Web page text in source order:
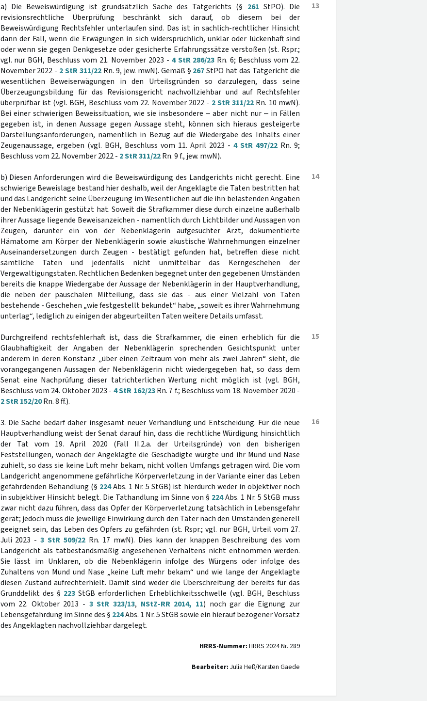
13
a) Die Beweiswürdigung ist grundsätzlich Sache des Tatgerichts (§ 261 StPO). Die
revisionsrechtliche Überprüfung beschränkt sich darauf, ob diesem bei der
Beweiswürdigung Rechtsfehler unterlaufen sind. Das ist in sachlich-rechtlicher Hinsicht
dann der Fall, wenn die Erwägungen in sich widersprüchlich, unklar oder lückenhaft sind
oder wenn sie gegen Denkgesetze oder gesicherte Erfahrungssätze verstoßen (st. Rspr.;
vgl. nur BGH, Beschluss vom 21. November 2023 - 4 StR 286/23 Rn. 6; Beschluss vom 22.
November 2022 - 2 StR 311/22 Rn. 9, jew. mwN). Gemäß § 267StPO hat das Tatgericht die
wesentlichen Beweiserwägungen in den Urteilsgründen so darzulegen, dass seine
Überzeugungsbildung für das Revisionsgericht nachvollziehbar und auf Rechtsfehler
überprüfbar ist (vgl. BGH, Beschluss vom 22. November 2022 - 2 StR 311/22 Rn. 10 mwN).
Bei einer schwierigen Beweissituation, wie sie insbesondere ‒ aber nicht nur ‒ in Fällen
gegeben ist, in denen Aussage gegen Aussage steht, können sich hieraus gesteigerte
Darstellungsanforderungen, namentlich in Bezug auf die Wiedergabe des Inhalts einer
Zeugenaussage, ergeben (vgl. BGH, Beschluss vom 11. April 2023 - 4 StR 497/22Rn. 9;
Beschluss vom 22. November 2022 - 2 StR 311/22Rn. 9 f., jew. mwN).
14
b) Diesen Anforderungen wird die Beweiswürdigung des Landgerichts nicht gerecht. Eine
schwierige Beweislage bestand hier deshalb, weil der Angeklagte die Taten bestritten hat
und das Landgericht seine Überzeugung im Wesentlichen auf die ihn belastenden Angaben
der Nebenklägerin gestützt hat. Soweit die Strafkammer diese durch einzelne außerhalb
ihrer Aussage liegende Beweisanzeichen - namentlich durch Lichtbilder und Aussagen von
Zeugen, darunter ein von der Nebenklägerin aufgesuchter Arzt, dokumentierte
Hämatome am Körper der Nebenklägerin sowie akustische Wahrnehmungen einzelner
Auseinandersetzungen durch Zeugen - bestätigt gefunden hat, betreffen diese nicht
sämtliche Taten und jedenfalls nicht unmittelbar das Kerngeschehen der
Vergewaltigungstaten. Rechtlichen Bedenken begegnet unter den gegebenen Umständen
bereits die knappe Wiedergabe der Aussage der Nebenklägerin in der Hauptverhandlung,
die neben der pauschalen Mitteilung, dass sie das - aus einer Vielzahl von Taten
bestehende - Geschehen „wie festgestellt bekundet“ habe, „soweit es ihrer Wahrnehmung
unterlag“, lediglich zu einigen der abgeurteilten Taten weitere Details umfasst.
15
Durchgreifend rechtsfehlerhaft ist, dass die Strafkammer, die einen erheblich für die
Glaubhaftigkeit der Angaben der Nebenklägerin sprechenden Gesichtspunkt unter
anderem in deren Konstanz „über einen Zeitraum von mehr als zwei Jahren“ sieht, die
vorangegangenen Aussagen der Nebenklägerin nicht wiedergegeben hat, so dass dem
Senat eine Nachprüfung dieser tatrichterlichen Wertung nicht möglich ist (vgl. BGH,
Beschluss vom 24. Oktober 2023 - 4 StR 162/23Rn. 7 f.; Beschluss vom 18. November 2020 -
2 StR 152/20Rn. 8 ff.).
16
3. Die Sache bedarf daher insgesamt neuer Verhandlung und Entscheidung. Für die neue
Hauptverhandlung weist der Senat darauf hin, dass die rechtliche Würdigung hinsichtlich
der Tat vom 19. April 2020 (Fall II.2.a. der Urteilsgründe) von den bisherigen
Feststellungen, wonach der Angeklagte die Geschädigte würgte und ihr Mund und Nase
zuhielt, so dass sie keine Luft mehr bekam, nicht vollen Umfangs getragen wird. Die vom
Landgericht angenommene gefährliche Körperverletzung in der Variante einer das Leben
gefährdenden Behandlung (§ 224Abs. 1 Nr. 5 StGB) ist hierdurch weder in objektiver noch
in subjektiver Hinsicht belegt. Die Tathandlung im Sinne von § 224Abs. 1 Nr. 5 StGB muss
zwar nicht dazu führen, dass das Opfer der Körperverletzung tatsächlich in Lebensgefahr
gerät; jedoch muss die jeweilige Einwirkung durch den Täter nach den Umständen generell
geeignet sein, das Leben des Opfers zu gefährden (st. Rspr.; vgl. nur BGH, Urteil vom 27.
Juli 2023 - 3 StR 509/22Rn. 17 mwN). Dies kann der knappen Beschreibung des vom
Landgericht als tatbestandsmäßig angesehenen Verhaltens nicht entnommen werden.
Sie lässt im Unklaren, ob die Nebenklägerin infolge des Würgens oder infolge des
Zuhaltens von Mund und Nase „keine Luft mehr bekam“ und wie lange der Angeklagte
diesen Zustand aufrechterhielt. Damit sind weder die Überschreitung der bereits für das
Grunddelikt des § 223 StGB erforderlichen Erheblichkeitsschwelle (vgl. BGH, Beschluss
vom 22. Oktober 2013 - 3 StR 323/13, NStZ-RR 2014, 11) noch gar die Eignung zur
Lebensgefährdung im Sinne des § 224Abs. 1 Nr. 5 StGB sowie ein hierauf bezogener Vorsatz
des Angeklagten nachvollziehbar dargelegt.
HRRS-Nummer: HRRS 2024 Nr. 289
Bearbeiter: Julia Heß/Karsten Gaede